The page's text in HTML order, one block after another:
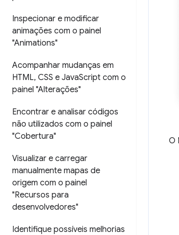
Inspecionar e modificar
animações com o painel
"Animations"
Acompanhar mudanças em
HTML, CSS e JavaScript com o
painel "Alterações"
Encontrar e analisar códigos
não utilizados com o painel
"Cobertura"
Visualizar e carregar
manualmente mapas de
origem com o painel
"Recursos para
desenvolvedores"
Identifique possíveis melhorias
O